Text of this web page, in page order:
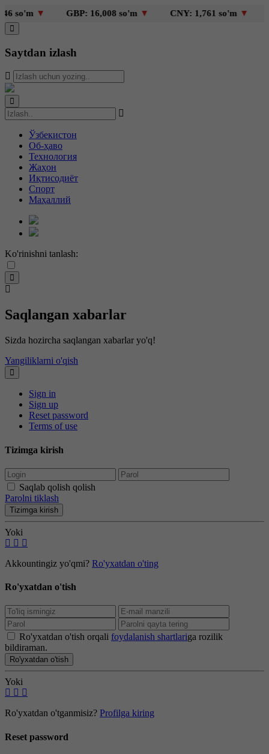
so'm▼ GBP: 16,008 so'm▼ CNY: 1,761 so'm▼
Saytdan izlash
Ўзбекистон
Об-ҳаво
Технология
Жаҳон
Иқтисодиёт
Спорт
Маҳаллий
Ko'rinishni tanlash:
Saqlangan xabarlar
Sizda hozircha saqlangan xabarlar yo'q!
Yangiliklarni o'qish
Sign in
Sign up
Reset password
Terms of use
Tizimga kirish
Saqlab qolish qolish
Parolni tiklash
Tizimga kirish
Yoki
Akkountingiz yo'qmi? Ro'yxatdan o'ting
Ro'yxatdan o'tish
Ro'yxatdan o'tish orqali foydalanish shartlariga rozilik
bildiraman.
Ro'yxatdan o'tish
Yoki
Ro'yxatdan o'tganmisiz? Profilga kiring
Reset password